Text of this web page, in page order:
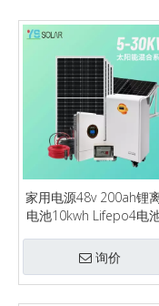
家用电源48v 200ah锂
电池10kwh Lifepo4电池
储能电池
询价